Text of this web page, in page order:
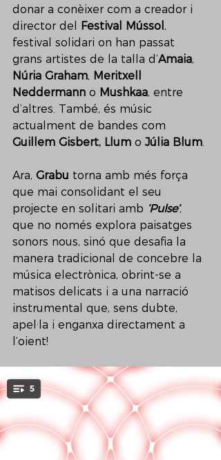
donar a conèixer com a creador i
director del
Festival Mússol ,
festival solidari on han passat
grans artistes de la talla d’Amaia,
Núria Graham, Meritxell
Neddermann o Mushkaa, entre
d’altres. També, és músic
actualment de bandes com
Guillem Gisbert, Llum o Júlia Blum.
Ara, Grabu torna amb més força
que mai consolidant el seu
projecte en solitari amb ‘Pulse’,
que no només explora paisatges
sonors nous, sinó que desafia la
manera tradicional de concebre la
música electrònica, obrint-se a
matisos delicats i a una narració
instrumental que, sens dubte,
apel·la i enganxa directament a
l’oient!